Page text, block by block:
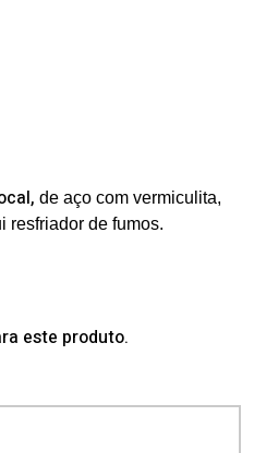
de aço com vermiculita,
resfriador de fumos.
este produto.